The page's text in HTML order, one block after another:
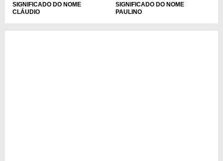
SIGNIFICADO DO NOME
CLÁUDIO
SIGNIFICADO DO NOME
PAULINO